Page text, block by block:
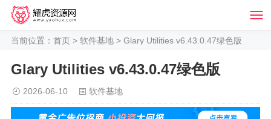
当前位置： 首页 > 软件基地 > Glary Utilities v6.43.0.47绿色版
Glary Utilities v6.43.0.47绿色版
2026-06-10 软件基地